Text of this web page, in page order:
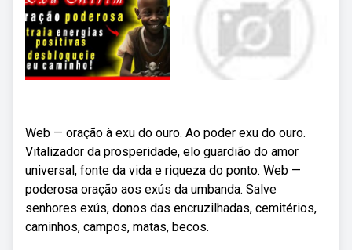
Web — oração à exu do ouro. Ao poder exu do ouro.
Vitalizador da prosperidade, elo guardião do amor
universal, fonte da vida e riqueza do ponto. Web —
poderosa oração aos exús da umbanda. Salve
senhores exús, donos das encruzilhadas, cemitérios,
caminhos, campos, matas, becos.